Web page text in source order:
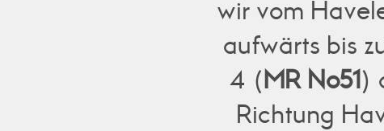
wir vom
aufwärts bis
4 (MR No51)
Richtung